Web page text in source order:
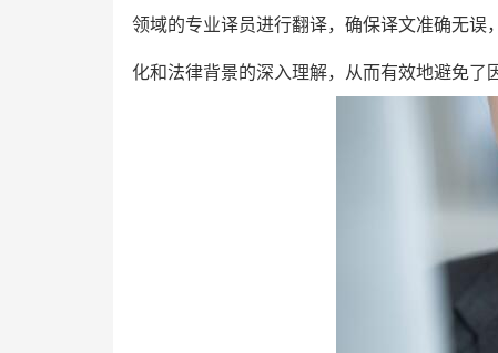
领域的专业译员进行翻译，确保译文准确无
化和法律背景的深入理解，从而有效地避免了